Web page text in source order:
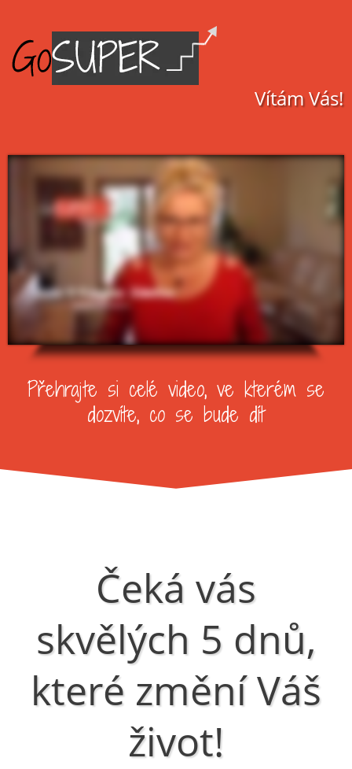
Vítám Vás!
Přehrajte si celé video, ve kterém se
dozvíte, co se bude dít
Čeká vás
skvělých 5 dnů,
které změní Váš
život!